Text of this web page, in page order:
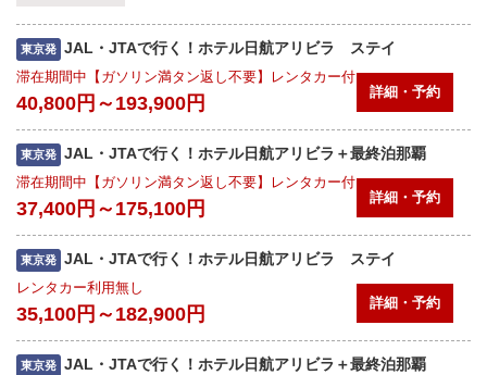
東京発 JAL・JTAで行く！ホテル日航アリビラ ステイ
滞在期間中【ガソリン満タン返し不要】レンタカー付
40,800円～193,900円
詳細・予約
東京発 JAL・JTAで行く！ホテル日航アリビラ＋最終泊那覇
滞在期間中【ガソリン満タン返し不要】レンタカー付
37,400円～175,100円
詳細・予約
東京発 JAL・JTAで行く！ホテル日航アリビラ ステイ
レンタカー利用無し
35,100円～182,900円
詳細・予約
東京発 JAL・JTAで行く！ホテル日航アリビラ＋最終泊那覇